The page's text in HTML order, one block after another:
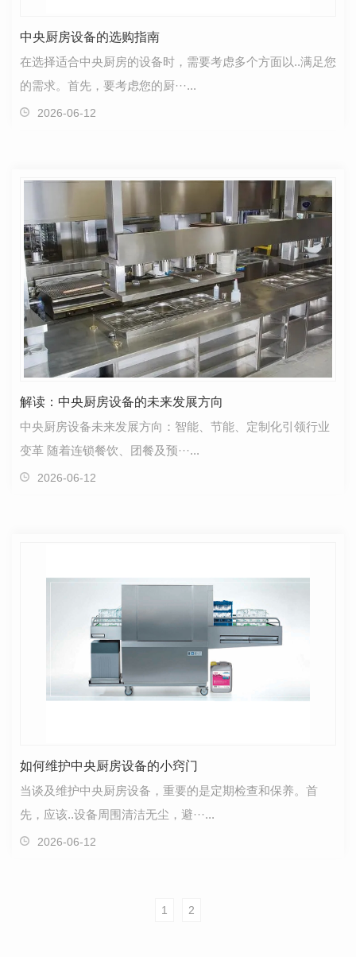
中央厨房设备的选购指南
在选择适合中央厨房的设备时，需要考虑多个方面以..满足您
的需求。首先，要考虑您的厨···...
2026-06-12
解读：中央厨房设备的未来发展方向
中央厨房设备未来发展方向：智能、节能、定制化引领行业
变革 随着连锁餐饮、团餐及预···...
2026-06-12
如何维护中央厨房设备的小窍门
当谈及维护中央厨房设备，重要的是定期检查和保养。首
先，应该..设备周围清洁无尘，避···...
2026-06-12
1 2